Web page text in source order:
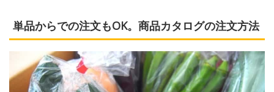
単品からでの注文もOK。商品カタログの注文方法